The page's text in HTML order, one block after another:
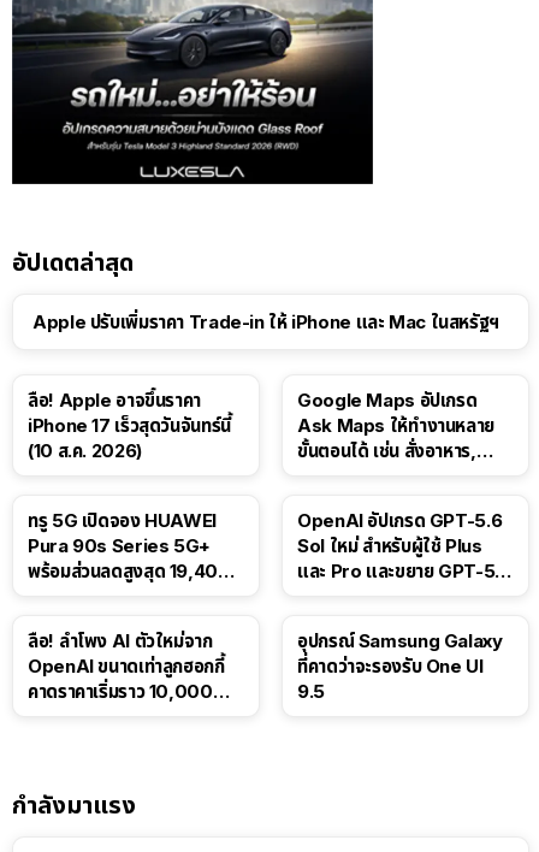
อัปเดตล่าสุด
Apple ปรับเพิ่มราคา Trade-in ให้ iPhone และ Mac ในสหรัฐฯ
ลือ! Apple อาจขึ้นราคา
iPhone 17 เร็วสุดวันจันทร์นี้
(10 ส.ค. 2026)
Google Maps อัปเกรด
Ask Maps ให้ทำงานหลาย
ขั้นตอนได้ เช่น สั่งอาหาร,
ทรู 5G เปิดจอง HUAWEI
Pura 90s Series 5G+
พร้อมส่วนลดสูงสุด 19,400
OpenAI อัปเกรด GPT-5.6
Sol ใหม่ สำหรับผู้ใช้ Plus
และ Pro และขยาย GPT-5.6
ลือ! ลำโพง AI ตัวใหม่จาก
OpenAI ขนาดเท่าลูกฮอกกี้
คาดราคาเริ่มราว 10,000
อุปกรณ์ Samsung Galaxy
ที่คาดว่าจะรองรับ One UI
9.5
กำลังมาแรง